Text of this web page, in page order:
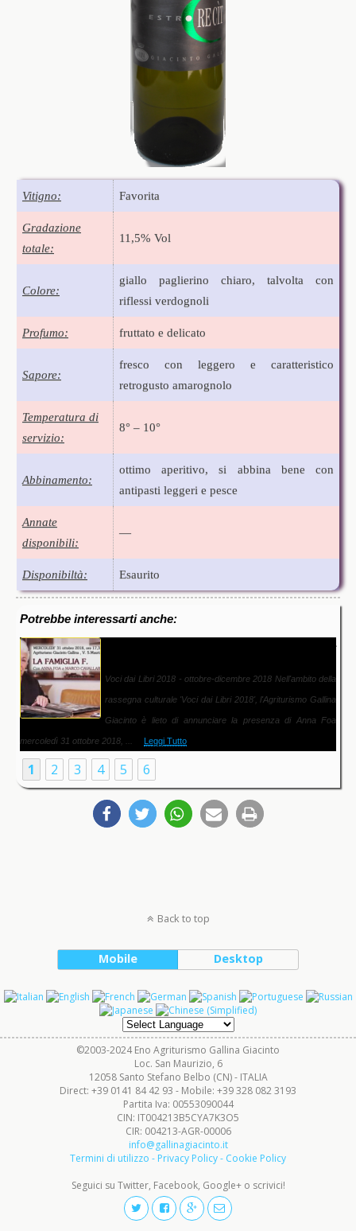
Vitigno: Favorita
Gradazione
totale:
11,5% Vol
Colore:
giallo paglierino chiaro, talvolta con
riflessi verdognoli
Profumo: fruttato e delicato
Sapore:
fresco con leggero e caratteristico
retrogusto amarognolo
Temperatura di
servizio:
8° – 10°
Abbinamento:
ottimo aperitivo, si abbina bene con
antipasti leggeri e pesce
Annate
disponibili:
—
Disponibiltà: Esaurito
Potrebbe interessarti anche:
Voci dai Libri 2018 - ottobre-dicembre 2018 Nell'ambito della
rassegna culturale 'Voci dai Libri 2018', l'Agriturismo Gallina
Giacinto è lieto di annunciare la presenza di Anna Foa
mercoledì 31 ottobre 2018, ... Leggi Tutto
1 2 3 4 5 6
Back to top
Mobile Desktop
©2003-2024 Eno Agriturismo Gallina Giacinto
Loc. San Maurizio, 6
12058 Santo Stefano Belbo (CN) - ITALIA
Direct: +39 0141 84 42 93 - Mobile: +39 328 082 3193
Partita Iva: 00553090044
CIN: IT004213B5CYA7K3O5
CIR: 004213-AGR-00006
info@gallinagiacinto.it
Termini di utilizzo - Privacy Policy - Cookie Policy
Seguici su Twitter, Facebook, Google+ o scrivici!